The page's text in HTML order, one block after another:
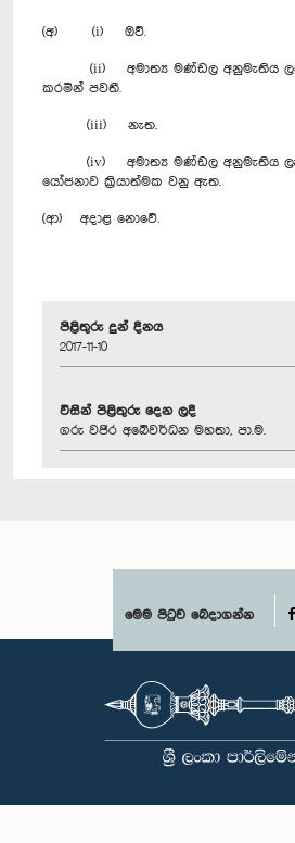
(අ) (i) ඔව්.
(ii) අමාත්‍ය මණ්ඩල අනුමැතිය
කරමින් පවතී.
(iii) නැත.
(iv) අමාත්‍ය මණ්ඩල අනුමැතිය
යෝජනාව ක්‍රියාත්මක වනු ඇත.
(ආ) අදාළ නොවේ.
පිළිතුරු දුන් දිනය
2017-11-10
විසින් පිළිතුරු දෙන ලදී
ගරු වජිර අබේවර්ධන මහතා, පා.ම.
මෙම පිටුව බෙදාගන්න